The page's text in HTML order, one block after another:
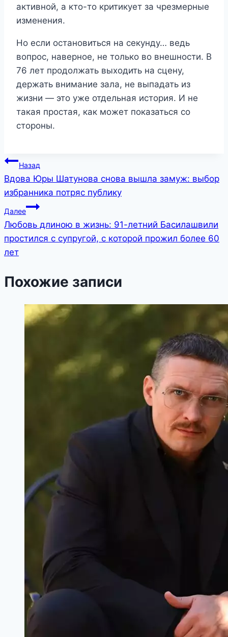
активной, а кто-то критикует за чрезмерные
изменения.
Но если остановиться на секунду… ведь
вопрос, наверное, не только во внешности. В
76 лет продолжать выходить на сцену,
держать внимание зала, не выпадать из
жизни — это уже отдельная история. И не
такая простая, как может показаться со
стороны.
Навигация
по
записям
Назад
Вдова Юры Шатунова снова вышла замуж: выбор
избранника потряс публику
Далее
Любовь длиною в жизнь: 91-летний Басилашвили
простился с супругой, с которой прожил более 60
лет
Похожие записи